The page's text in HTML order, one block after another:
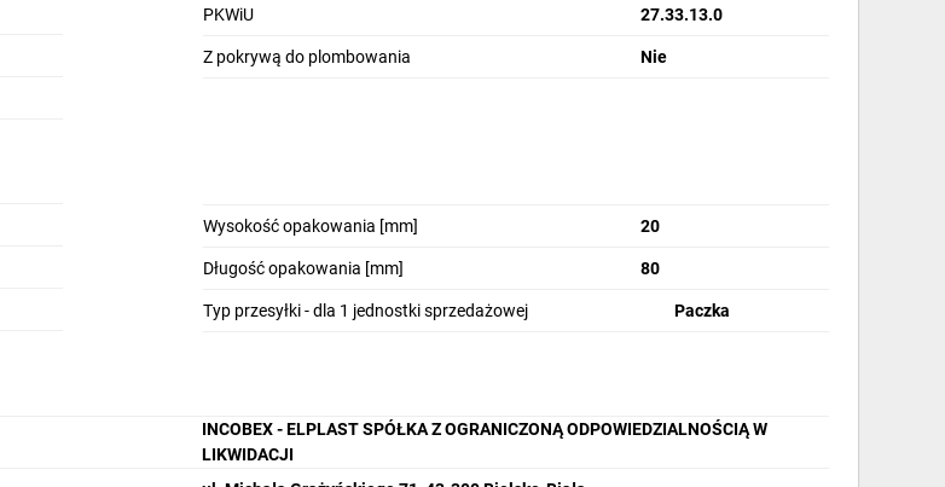
PKWiU 27.33.13.0
Z pokrywą do plombowania Nie
Wysokość opakowania [mm] 20
Długość opakowania [mm] 80
Typ przesyłki - dla 1 jednostki sprzedażowej Paczka
INCOBEX - ELPLAST SPÓŁKA Z OGRANICZONĄ ODPOWIEDZIALNOŚCIĄ W
LIKWIDACJI